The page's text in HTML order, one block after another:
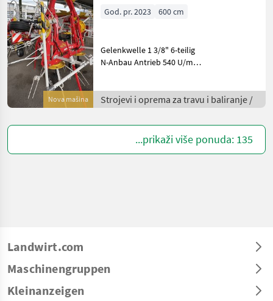
Nova mašina
God. pr. 2023 600 cm
Gelenkwelle 1 3/8" 6-teilig
N-Anbau Antrieb 540 U/min
Hydrolift Arbeitsbreite: 6, 00
m Transportbreite: 2
Strojevi i oprema za travu i baliranje /
...prikaži više ponuda: 135
Landwirt.com
Maschinengruppen
Kleinanzeigen